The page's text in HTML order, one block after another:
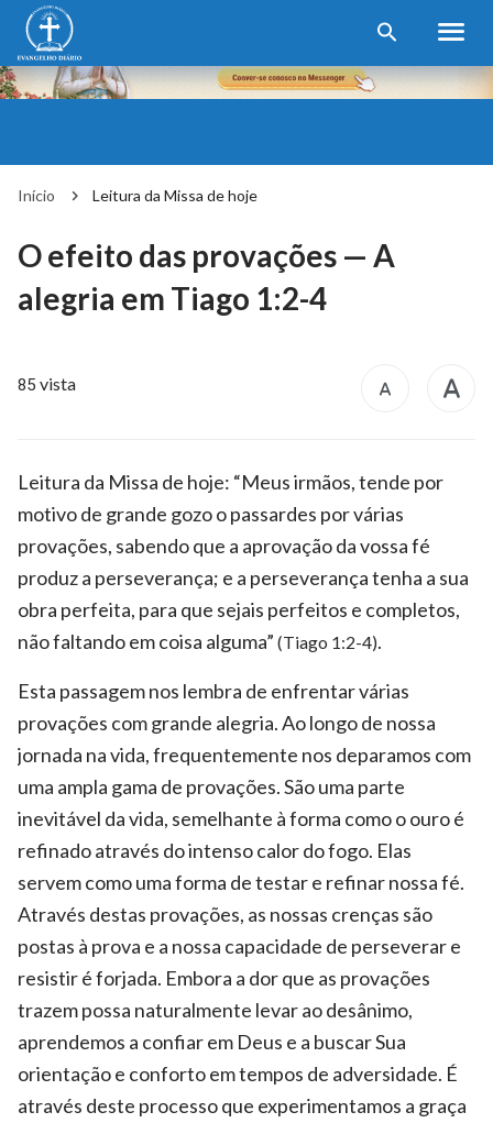
Início Leitura da Missa de hoje
O efeito das provações — A
alegria em Tiago 1:2-4
85 vista
Leitura da Missa de hoje: “Meus irmãos, tende por
motivo de grande gozo o passardes por várias
provações, sabendo que a aprovação da vossa fé
produz a perseverança; e a perseverança tenha a sua
obra perfeita, para que sejais perfeitos e completos,
não faltando em coisa alguma” (Tiago 1:2-4).
Esta passagem nos lembra de enfrentar várias
provações com grande alegria. Ao longo de nossa
jornada na vida, frequentemente nos deparamos com
uma ampla gama de provações. São uma parte
inevitável da vida, semelhante à forma como o ouro é
refinado através do intenso calor do fogo. Elas
servem como uma forma de testar e refinar nossa fé.
Através destas provações, as nossas crenças são
postas à prova e a nossa capacidade de perseverar e
resistir é forjada. Embora a dor que as provações
trazem possa naturalmente levar ao desânimo,
aprendemos a confiar em Deus e a buscar Sua
orientação e conforto em tempos de adversidade. É
através deste processo que experimentamos a graça